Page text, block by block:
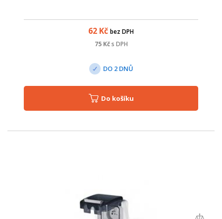
62 Kč bez DPH
75Kč s DPH
DO 2 DNŮ
Do košíku